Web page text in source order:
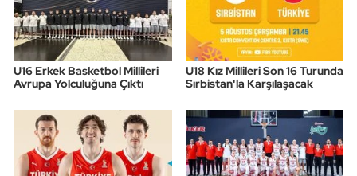
U16 Erkek Basketbol Millileri
Avrupa Yolculuğuna Çıktı
U18 Kız Millileri Son 16 Turunda
Sırbistan'la Karşılaşacak